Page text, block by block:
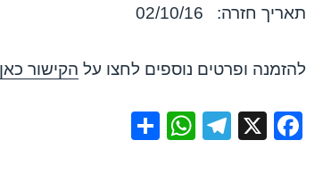
תאריך חזרה: 02/10/16
להזמנה ופרטים נוספים לחצו על הקישור
F
X
T
W